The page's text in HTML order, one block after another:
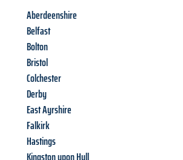
Aberdeenshire
Belfast
Bolton
Bristol
Colchester
Derby
East Ayrshire
Falkirk
Hastings